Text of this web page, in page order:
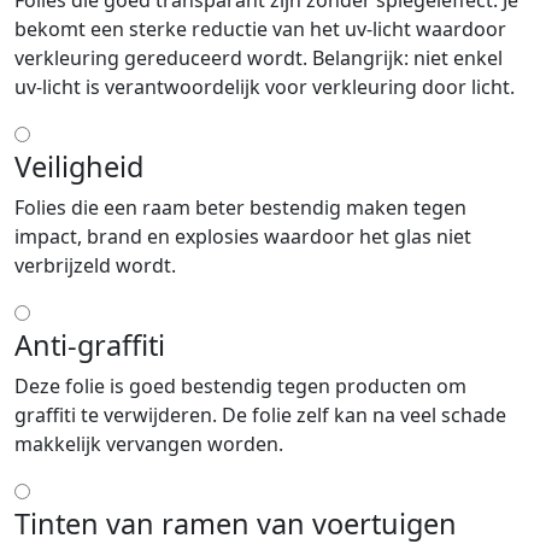
bekomt een sterke reductie van het uv-licht waardoor
verkleuring gereduceerd wordt. Belangrijk: niet enkel
uv-licht is verantwoordelijk voor verkleuring door licht.
Veiligheid
Folies die een raam beter bestendig maken tegen
impact, brand en explosies waardoor het glas niet
verbrijzeld wordt.
Anti-graffiti
Deze folie is goed bestendig tegen producten om
graffiti te verwijderen. De folie zelf kan na veel schade
makkelijk vervangen worden.
Tinten van ramen van voertuigen